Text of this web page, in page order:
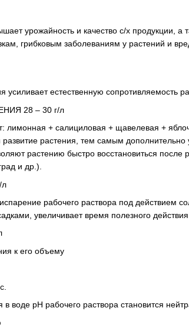
урожайность и качество с/х продукции, а
грибковым заболеваниям у растений и
естественную сопротивляемость
28 – 30 г/л
лимонная + салициловая + щавелевая +
развитие растения, тем самым дополнительно
растению быстро восстановиться после
и др.).
рабочего раствора под действием
увеличивает время полезного
к его объему
воде pH рабочего раствора становится